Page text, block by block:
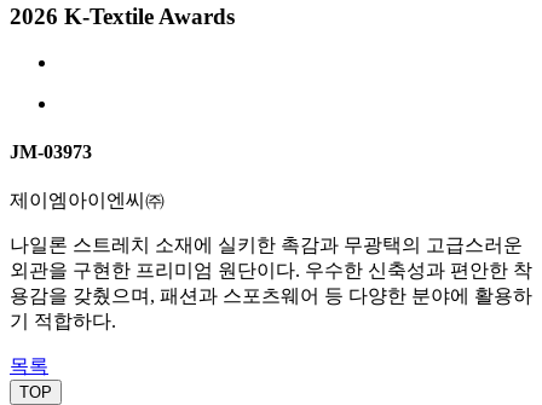
2026 K-Textile Awards
JM-03973
제이엠아이엔씨㈜
나일론 스트레치 소재에 실키한 촉감과 무광택의 고급스러운
외관을 구현한 프리미엄 원단이다. 우수한 신축성과 편안한 착
용감을 갖췄으며, 패션과 스포츠웨어 등 다양한 분야에 활용하
기 적합하다.
목록
TOP